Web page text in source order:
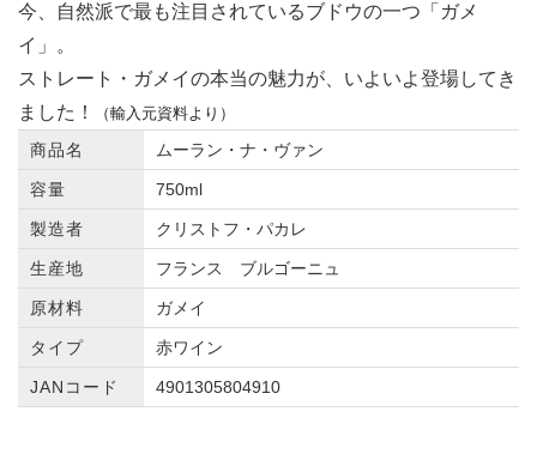
今、自然派で最も注目されているブドウの一つ「ガメ
イ」。
ストレート・ガメイの本当の魅力が、いよいよ登場してき
ました！
（輸入元資料より）
商品名 ムーラン・ナ・ヴァン
容量 750ml
製造者 クリストフ・パカレ
生産地 フランス ブルゴーニュ
原材料 ガメイ
タイプ 赤ワイン
JANコード 4901305804910